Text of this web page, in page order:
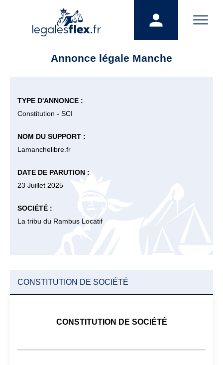
Annonce légale Manche
TYPE D'ANNONCE :
Constitution - SCI
NOM DU SUPPORT :
Lamanchelibre.fr
DATE DE PARUTION :
23 Juillet 2025
SOCIÉTÉ :
La tribu du Rambus Locatif
CONSTITUTION DE SOCIÉTÉ
CONSTITUTION DE SOCIÉTÉ